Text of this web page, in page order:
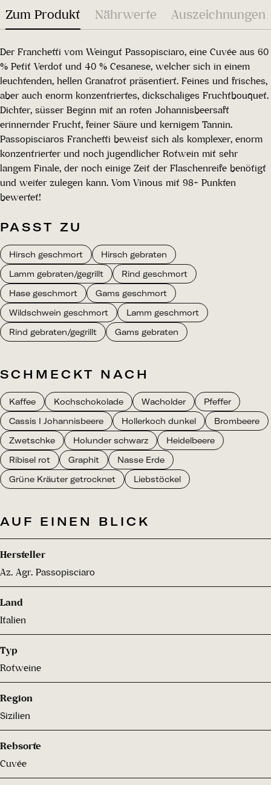
Zum Produkt Nährwerte Auszeichnungen
Der Franchetti vom Weingut Passopisciaro, eine Cuvée aus 60
% Petit Verdot und 40 % Cesanese, welcher sich in einem
leuchtenden, hellen Granatrot präsentiert. Feines und frisches,
aber auch enorm konzentriertes, dickschaliges Fruchtbouquet.
Dichter, süsser Beginn mit an roten Johannisbeersaft
erinnernder Frucht, feiner Säure und kernigem Tannin.
Passopisciaros Franchetti beweist sich als komplexer, enorm
konzentrierter und noch jugendlicher Rotwein mit sehr
langem Finale, der noch einige Zeit der Flaschenreife benötigt
und weiter zulegen kann. Vom Vinous mit 98+ Punkten
bewertet!
PASST ZU
Hirsch geschmort
Hirsch gebraten
Lamm gebraten/gegrillt
Rind geschmort
Hase geschmort
Gams geschmort
Wildschwein geschmort
Lamm geschmort
Rind gebraten/gegrillt
Gams gebraten
SCHMECKT NACH
Kaffee Kochschokolade Wacholder
Pfeffer
Cassis I Johannisbeere
Hollerkoch dunkel
Brombeere
Zwetschke
Holunder schwarz
Heidelbeere
Ribisel rot
Graphit
Nasse Erde
Grüne Kräuter getrocknet
Liebstöckel
AUF EINEN BLICK
Hersteller
Az. Agr. Passopisciaro
Land
Italien
Typ
Rotweine
Region
Sizilien
Rebsorte
Cuvée